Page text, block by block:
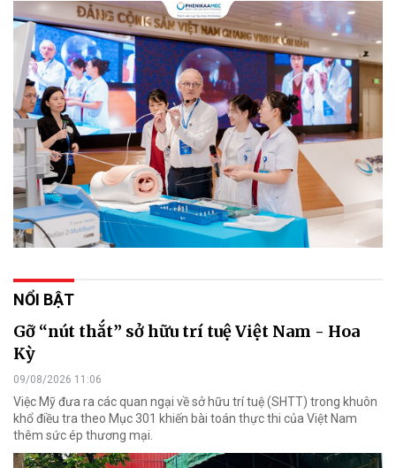
NỔI BẬT
Gỡ “nút thắt” sở hữu trí tuệ Việt Nam - Hoa
Kỳ
09/08/2026 11:06
Việc Mỹ đưa ra các quan ngại về sở hữu trí tuệ (SHTT) trong khuôn
khổ điều tra theo Mục 301 khiến bài toán thực thi của Việt Nam
thêm sức ép thương mại.